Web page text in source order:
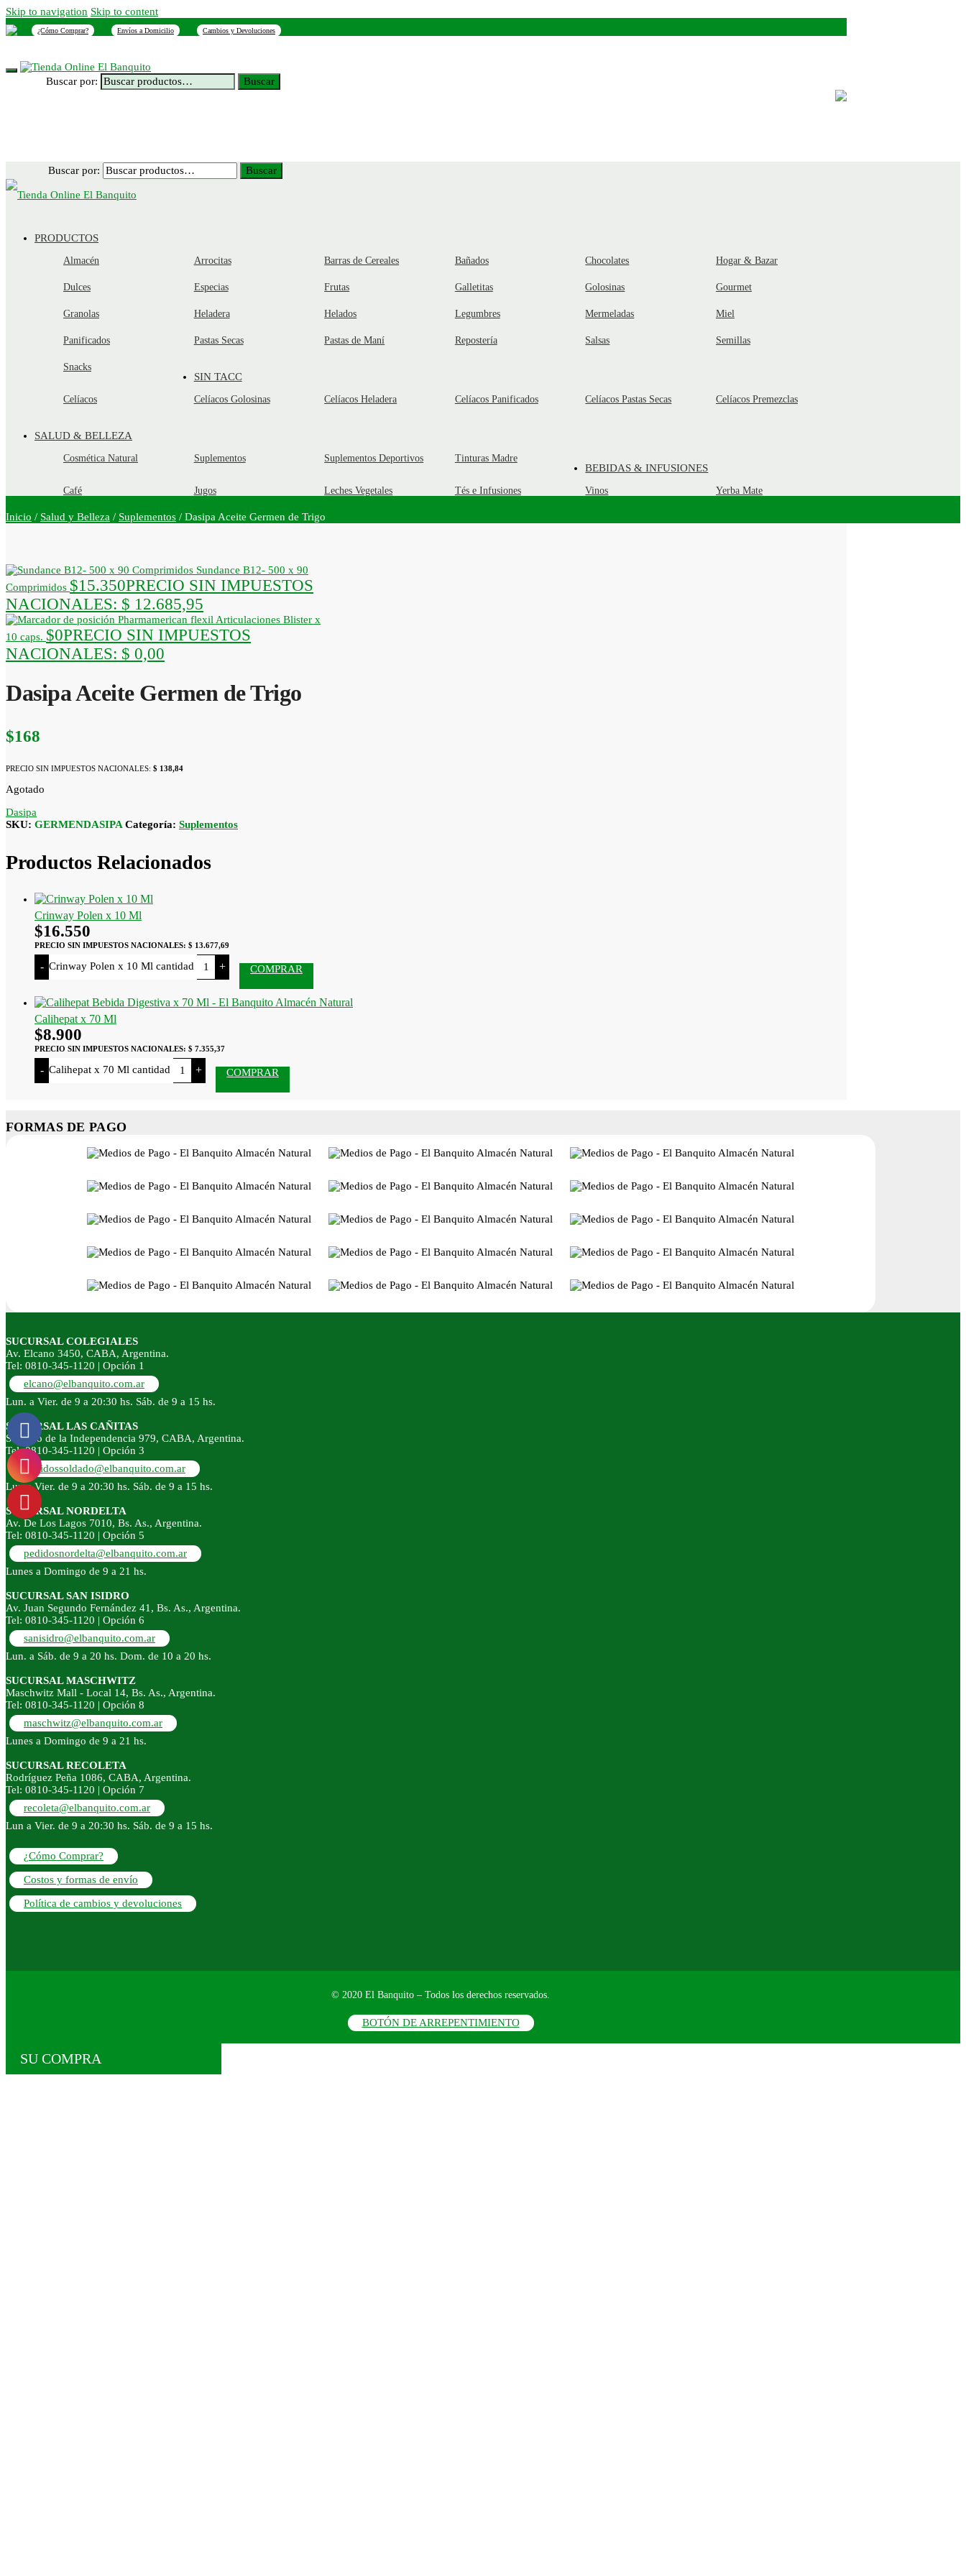
Skip to navigation Skip to content
¿Cómo Comprar? Envíos a Domicilio Cambios y Devoluciones
Buscar por: Buscar
Buscar por: Buscar
PRODUCTOS
Almacén Arrocitas Barras de Cereales Bañados Chocolates Hogar & Bazar
Dulces Especias Frutas Galletitas Golosinas Gourmet
Granolas Heladera Helados Legumbres Mermeladas Miel
Panificados Pastas Secas Pastas de Maní Repostería Salsas Semillas
Snacks
SIN TACC
Celíacos Celíacos Golosinas Celíacos Heladera Celíacos Panificados Celíacos Pastas Secas Celíacos Premezclas
SALUD & BELLEZA
Cosmética Natural Suplementos Suplementos Deportivos Tinturas Madre
BEBIDAS & INFUSIONES
Café Jugos Leches Vegetales Tés e Infusiones Vinos Yerba Mate
Inicio / Salud y Belleza / Suplementos / Dasipa Aceite Germen de Trigo
Sundance B12- 500 x 90
Comprimidos $15.350PRECIO SIN IMPUESTOS
NACIONALES: $ 12.685,95
Pharmamerican flexil Articulaciones Blister x
10 caps. $0PRECIO SIN IMPUESTOS
NACIONALES: $ 0,00
Dasipa Aceite Germen de Trigo
$168
PRECIO SIN IMPUESTOS NACIONALES: $ 138,84
Agotado
Dasipa
SKU: GERMENDASIPA Categoría: Suplementos
Productos Relacionados
Crinway Polen x 10 Ml
$16.550
PRECIO SIN IMPUESTOS NACIONALES: $ 13.677,69
- Crinway Polen x 10 Ml cantidad + COMPRAR
Calihepat x 70 Ml
$8.900
PRECIO SIN IMPUESTOS NACIONALES: $ 7.355,37
- Calihepat x 70 Ml cantidad + COMPRAR
FORMAS DE PAGO
SUCURSAL COLEGIALES
Av. Elcano 3450, CABA, Argentina.
Tel: 0810-345-1120 | Opción 1
elcano@elbanquito.com.ar
Lun. a Vier. de 9 a 20:30 hs. Sáb. de 9 a 15 hs.
SUCURSAL LAS CAÑITAS
Soldado de la Independencia 979, CABA, Argentina.
Tel: 0810-345-1120 | Opción 3
pedidossoldado@elbanquito.com.ar
Lun a Vier. de 9 a 20:30 hs. Sáb. de 9 a 15 hs.
SUCURSAL NORDELTA
Av. De Los Lagos 7010, Bs. As., Argentina.
Tel: 0810-345-1120 | Opción 5
pedidosnordelta@elbanquito.com.ar
Lunes a Domingo de 9 a 21 hs.
SUCURSAL SAN ISIDRO
Av. Juan Segundo Fernández 41, Bs. As., Argentina.
Tel: 0810-345-1120 | Opción 6
sanisidro@elbanquito.com.ar
Lun. a Sáb. de 9 a 20 hs. Dom. de 10 a 20 hs.
SUCURSAL MASCHWITZ
Maschwitz Mall - Local 14, Bs. As., Argentina.
Tel: 0810-345-1120 | Opción 8
maschwitz@elbanquito.com.ar
Lunes a Domingo de 9 a 21 hs.
SUCURSAL RECOLETA
Rodríguez Peña 1086, CABA, Argentina.
Tel: 0810-345-1120 | Opción 7
recoleta@elbanquito.com.ar
Lun a Vier. de 9 a 20:30 hs. Sáb. de 9 a 15 hs.
¿Cómo Comprar?
Costos y formas de envío
Política de cambios y devoluciones
© 2020 El Banquito – Todos los derechos reservados.
BOTÓN DE ARREPENTIMIENTO
SU COMPRA